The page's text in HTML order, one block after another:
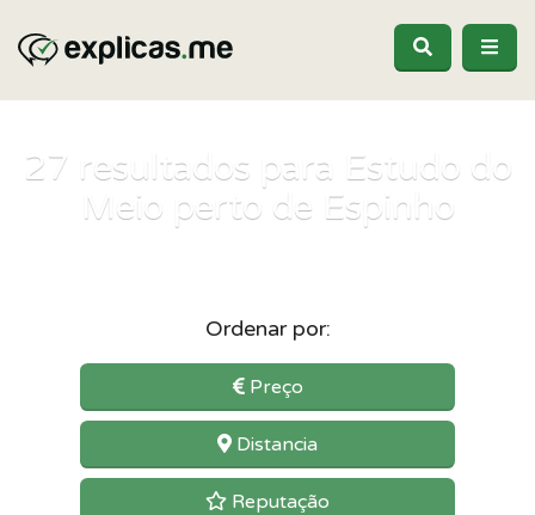
27 resultados para Estudo do
Meio perto de Espinho
Ordenar por:
Preço
Distancia
Reputação